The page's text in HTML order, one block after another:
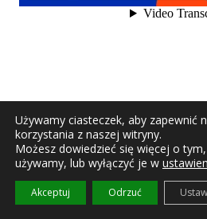
Używamy ciasteczek, aby zapewnić
korzystania z naszej witryny.
Możesz dowiedzieć się więcej o
używamy, lub wyłączyć je w
Akceptuj Odrzuć